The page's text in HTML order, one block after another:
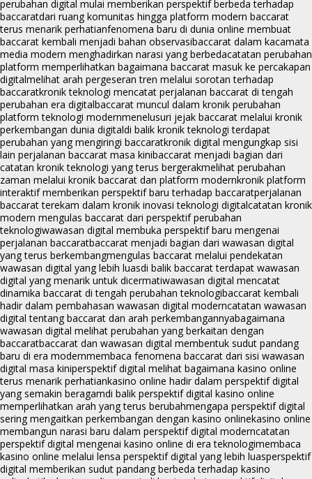
perubahan digital mulai memberikan perspektif berbeda terhadap
baccaratdari ruang komunitas hingga platform modern baccarat
terus menarik perhatianfenomena baru di dunia online membuat
baccarat kembali menjadi bahan observasibaccarat dalam kacamata
media modern menghadirkan narasi yang berbedacatatan perubahan
platform memperlihatkan bagaimana baccarat masuk ke percakapan
digitalmelihat arah pergeseran tren melalui sorotan terhadap
baccaratkronik teknologi mencatat perjalanan baccarat di tengah
perubahan era digitalbaccarat muncul dalam kronik perubahan
platform teknologi modernmenelusuri jejak baccarat melalui kronik
perkembangan dunia digitaldi balik kronik teknologi terdapat
perubahan yang mengiringi baccaratkronik digital mengungkap sisi
lain perjalanan baccarat masa kinibaccarat menjadi bagian dari
catatan kronik teknologi yang terus bergerakmelihat perubahan
zaman melalui kronik baccarat dan platform modernkronik platform
interaktif memberikan perspektif baru terhadap baccaratperjalanan
baccarat terekam dalam kronik inovasi teknologi digitalcatatan kronik
modern mengulas baccarat dari perspektif perubahan
teknologiwawasan digital membuka perspektif baru mengenai
perjalanan baccaratbaccarat menjadi bagian dari wawasan digital
yang terus berkembangmengulas baccarat melalui pendekatan
wawasan digital yang lebih luasdi balik baccarat terdapat wawasan
digital yang menarik untuk dicermatiwawasan digital mencatat
dinamika baccarat di tengah perubahan teknologibaccarat kembali
hadir dalam pembahasan wawasan digital moderncatatan wawasan
digital tentang baccarat dan arah perkembangannyabagaimana
wawasan digital melihat perubahan yang berkaitan dengan
baccaratbaccarat dan wawasan digital membentuk sudut pandang
baru di era modernmembaca fenomena baccarat dari sisi wawasan
digital masa kiniperspektif digital melihat bagaimana kasino online
terus menarik perhatiankasino online hadir dalam perspektif digital
yang semakin beragamdi balik perspektif digital kasino online
memperlihatkan arah yang terus berubahmengapa perspektif digital
sering mengaitkan perkembangan dengan kasino onlinekasino online
membangun narasi baru dalam perspektif digital moderncatatan
perspektif digital mengenai kasino online di era teknologimembaca
kasino online melalui lensa perspektif digital yang lebih luasperspektif
digital memberikan sudut pandang berbeda terhadap kasino